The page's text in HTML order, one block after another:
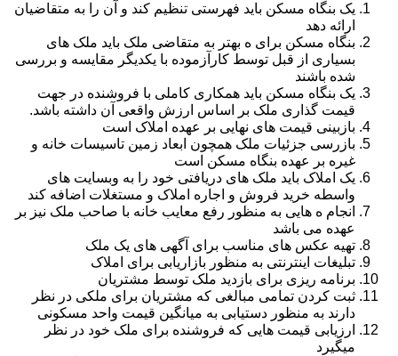
یک بنگاه مسکن باید فهرستی تنظیم کند و آن را به متقاضیان
ارائه دهد
بنگاه مسکن برای ه بهتر به متقاضی ملک باید ملک های
بسیاری از قبل توسط کارآزموده با یکدیگر مقایسه و بررسی
شده باشند
یک بنگاه مسکن باید همکاری کاملی با فروشنده در جهت
قیمت گذاری ملک بر اساس ارزش واقعی آن داشته باشد.
بازبینی قیمت های نهایی بر عهده املاک است
بازرسی جزئیات ملک همچون ابعاد زمین تاسیسات خانه و
غیره بر عهده بنگاه مسکن است
یک املاک باید ملک های دریافتی خود را به وبسایت های
واسطه خرید فروش و اجاره املاک و مستغلات اضافه کند
انجام ه هایی به منظور رفع معایب خانه با صاحب ملک نیز بر
عهده می باشد
تهیه عکس های مناسب برای آگهی های یک ملک
تبلیغات اینترنتی به منظور بازاریابی برای املاک
برنامه ریزی برای بازدید ملک توسط مشتریان
ثبت کردن تمامی مبالغی که مشتریان برای ملکی در نظر
دارند به منظور دستیابی به میانگین قیمت واحد مسکونی
ارزیابی قیمت هایی که فروشنده برای ملک خود در نظر
میگیرد